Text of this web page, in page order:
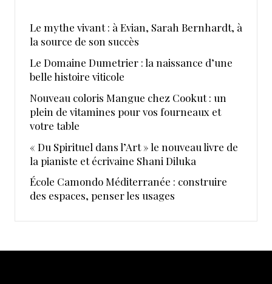
Le mythe vivant : à Evian, Sarah Bernhardt, à
la source de son succès
Le Domaine Dumetrier : la naissance d’une
belle histoire viticole
Nouveau coloris Mangue chez Cookut : un
plein de vitamines pour vos fourneaux et
votre table
« Du Spirituel dans l’Art » le nouveau livre de
la pianiste et écrivaine Shani Diluka
École Camondo Méditerranée : construire
des espaces, penser les usages